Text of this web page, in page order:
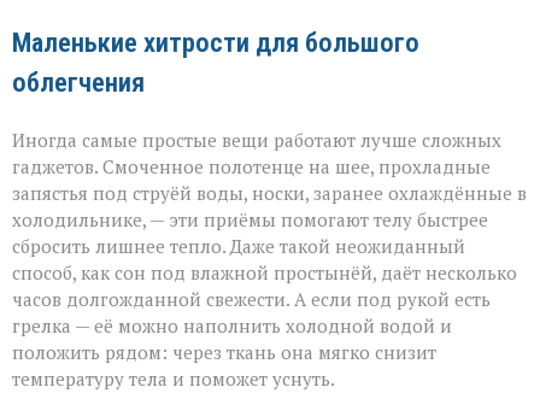
Маленькие хитрости для большого
облегчения
Иногда самые простые вещи работают лучше сложных
гаджетов. Смоченное полотенце на шее, прохладные
запястья под струёй воды, носки, заранее охлаждённые в
холодильнике, — эти приёмы помогают телу быстрее
сбросить лишнее тепло. Даже такой неожиданный
способ, как сон под влажной простынёй, даёт несколько
часов долгожданной свежести. А если под рукой есть
грелка — её можно наполнить холодной водой и
положить рядом: через ткань она мягко снизит
температуру тела и поможет уснуть.